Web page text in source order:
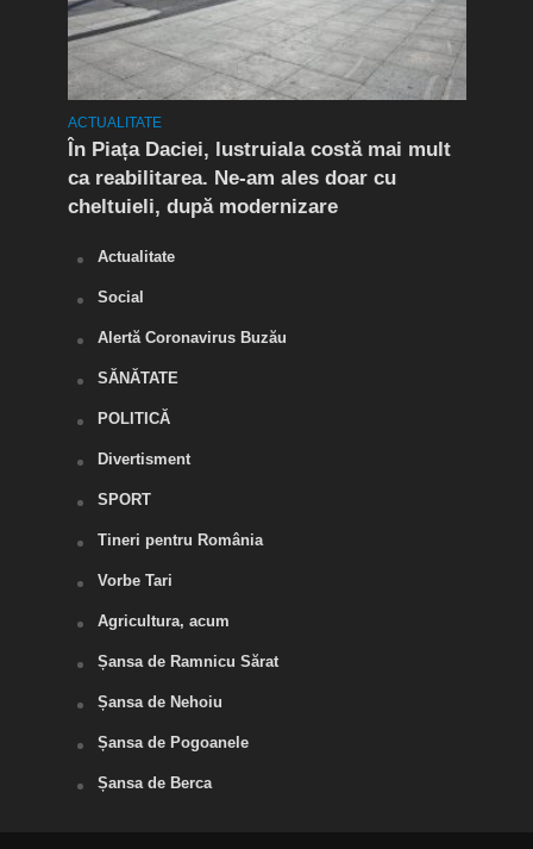
ACTUALITATE
În Piața Daciei, lustruiala costă mai mult
ca reabilitarea. Ne-am ales doar cu
cheltuieli, după modernizare
Actualitate
Social
Alertă Coronavirus Buzău
SĂNĂTATE
POLITICĂ
Divertisment
SPORT
Tineri pentru România
Vorbe Tari
Agricultura, acum
Șansa de Ramnicu Sărat
Șansa de Nehoiu
Șansa de Pogoanele
Șansa de Berca